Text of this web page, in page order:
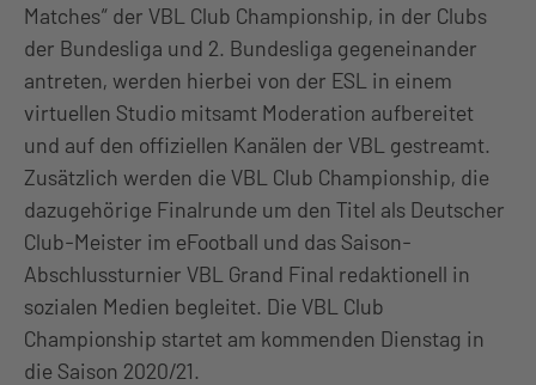
Matches“ der VBL Club Championship, in der Clubs
der Bundesliga und 2. Bundesliga gegeneinander
antreten, werden hierbei von der ESL in einem
virtuellen Studio mitsamt Moderation aufbereitet
und auf den offiziellen Kanälen der VBL gestreamt.
Zusätzlich werden die VBL Club Championship, die
dazugehörige Finalrunde um den Titel als Deutscher
Club-Meister im eFootball und das Saison-
Abschlussturnier VBL Grand Final redaktionell in
sozialen Medien begleitet. Die VBL Club
Championship startet am kommenden Dienstag in
die Saison 2020/21.